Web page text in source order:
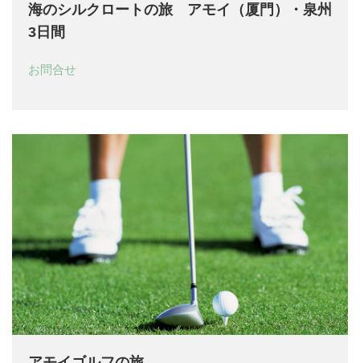
海のシルクロートの旅 アモイ（厦門）・泉州
3日間
お問合せ